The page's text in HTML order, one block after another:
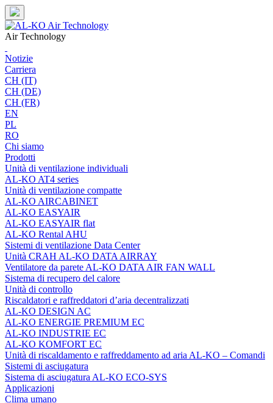
Skip
to
content
Air Technology
Notizie
Carriera
CH (IT)
CH (DE)
CH (FR)
EN
PL
RO
Chi siamo
Prodotti
Unità di ventilazione individuali
AL-KO AT4 series
Unità di ventilazione compatte
AL-KO AIRCABINET
AL-KO EASYAIR
AL-KO EASYAIR flat
AL-KO Rental AHU
Sistemi di ventilazione Data Center
Unità CRAH AL-KO DATA AIRRAY
Ventilatore da parete AL-KO DATA AIR FAN WALL
Sistema di recupero del calore
Unità di controllo
Riscaldatori e raffreddatori d’aria decentralizzati
AL-KO DESIGN AC
AL-KO ENERGIE PREMIUM EC
AL-KO INDUSTRIE EC
AL-KO KOMFORT EC
Unità di riscaldamento e raffreddamento ad aria AL‑KO – Comandi
Sistemi di asciugatura
Sistema di asciugatura AL-KO ECO-SYS
Applicazioni
Clima umano